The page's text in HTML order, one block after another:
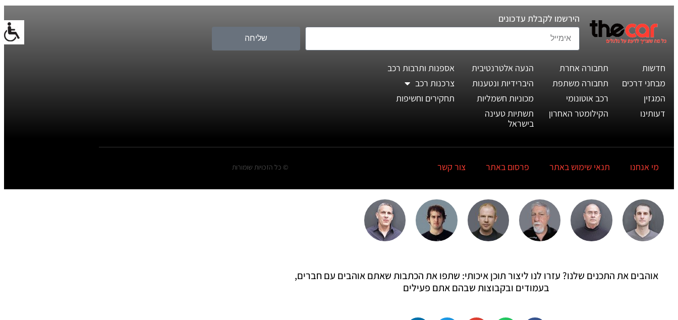
הירשמו לקבלת עדכונים
שליחה
חדשות
מבחני דרכים
המגזין
דעותינו
תחבורה אחרת
תחבורה משתפת
רכב אוטונומי
הקילומטר האחרון
הנעה אלטרנטיבית
היברידיות ונטענות
מכוניות חשמליות
תשתיות טעינה
בישראל
אספנות ותרבות רכב
צרכנות רכב
תחקירים וחשיפות
מי אנחנו תנאי שימוש באתר פרסום באתר צור קשר © כל הזכויות שומורות
אוהבים את התכנים שלנו? עזרו לנו ליצור תוכן איכותי: שתפו את הכתבות שאתם אוהבים עם חברים,
בעמודים ובקבוצות שבהם אתם פעילים